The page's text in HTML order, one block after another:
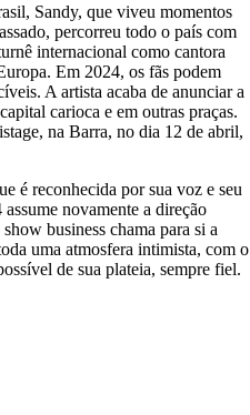
Sandy, que viveu momentos
percorreu todo o país com
internacional como cantora
Em 2024, os fãs podem
A artista acaba de anunciar a
carioca e em outras praças.
na Barra, no dia 12 de abril,
é reconhecida por sua voz e seu
novamente a direção
business chama para si a
uma atmosfera intimista, com o
de sua plateia, sempre fiel.